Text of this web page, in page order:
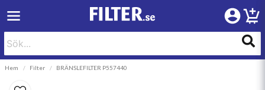
Hem Filter BRÄNSLEFILTER P557440